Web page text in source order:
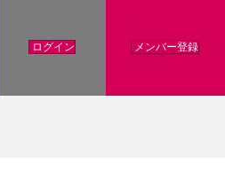
ログイン メンバー登録